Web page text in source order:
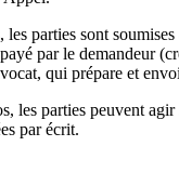
parties sont
par le demandeur
qui prépare et
les parties peuvent
par écrit.